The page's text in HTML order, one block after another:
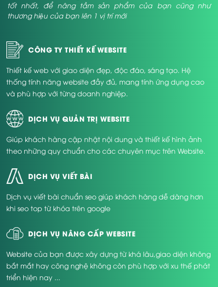
tốt nhất, để nâng tầm sản phẩm của bạn cũng như
thương hiệu của bạn lên 1 vị trí mới
CÔNG TY THIẾT KẾ WEBSITE
Thiết kế web với giao diện đẹp, độc đáo, sáng tạo. Hệ
thống tính năng website đầy đủ, mang tính ứng dụng cao
và phù hợp với từng doanh nghiệp.
DỊCH VỤ QUẢN TRỊ WEBSITE
Giúp khách hàng cập nhật nội dung và thiết kế hình ảnh
theo những quy chuẩn cho các chuyên mục trên Website.
DỊCH VỤ VIẾT BÀI
Dịch vụ viết bài chuẩn seo giúp khách hàng dễ dàng hơn
khi seo top từ khóa trên google
DỊCH VỤ NÂNG CẤP WEBSITE
Website của bạn được xây dựng từ khá lâu,giao diện không
bắt mắt hay công nghệ không còn phù hợp với xu thế phát
triển hiện nay ...